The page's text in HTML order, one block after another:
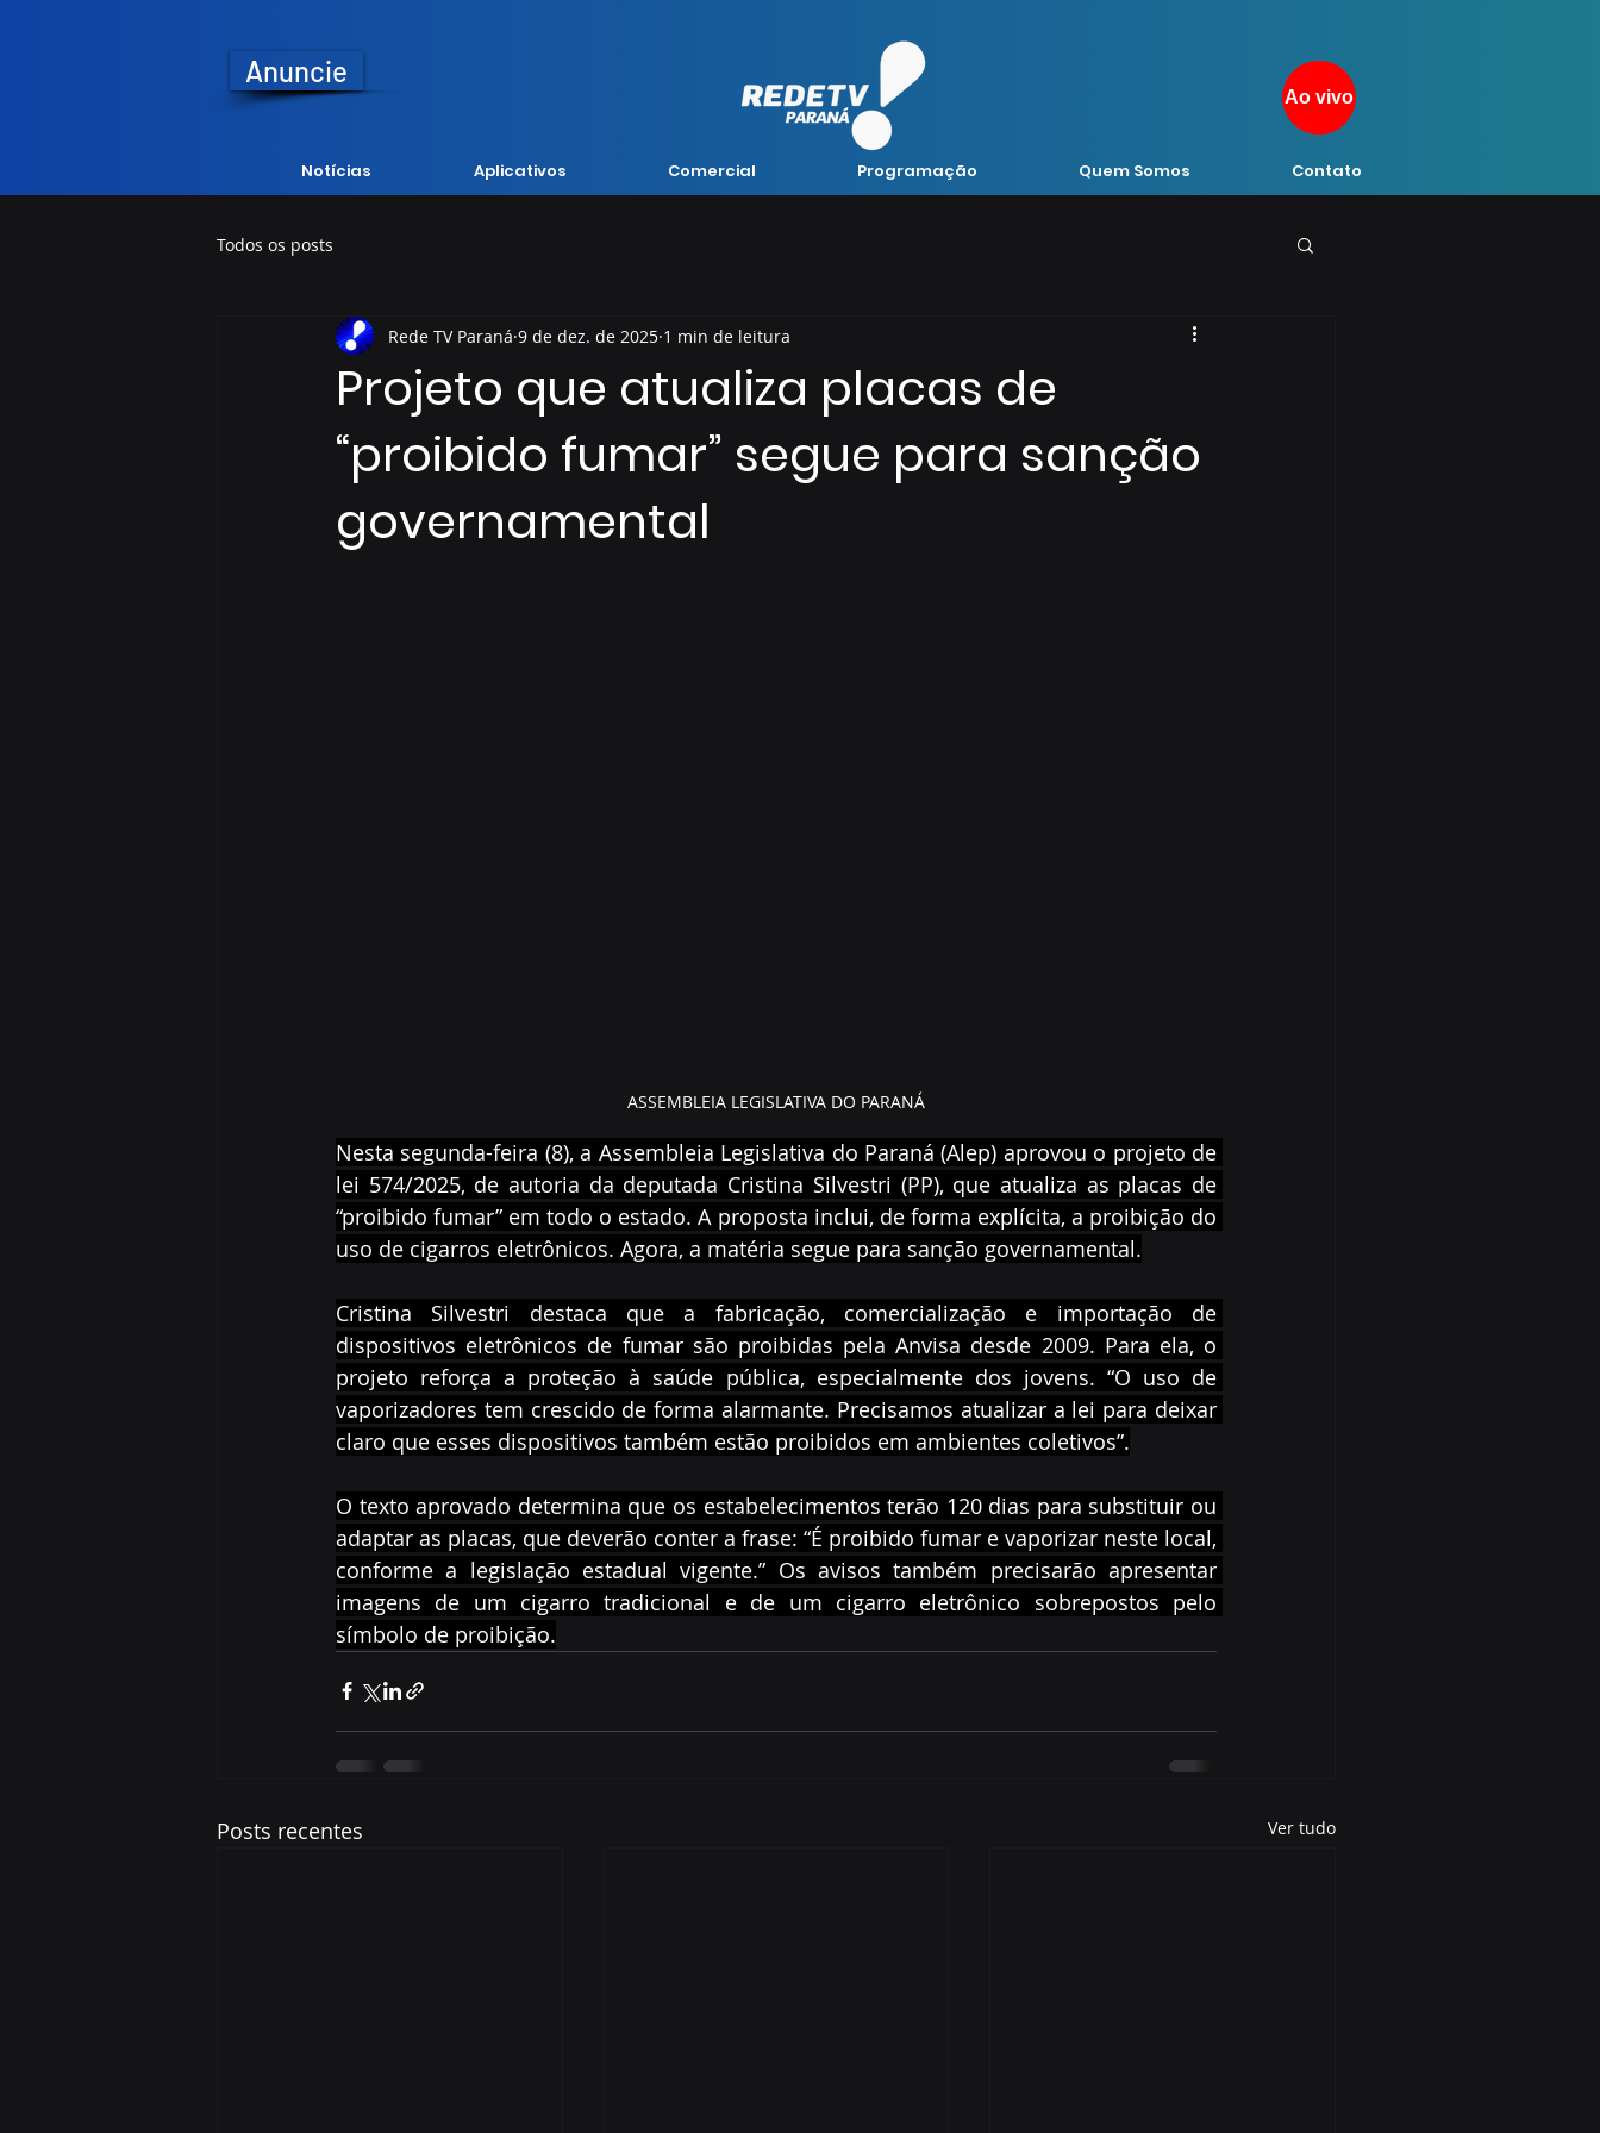
Anuncie
Notícias Aplicativos Comercial Programação Quem Somos Contato
Ao vivo
Todos os posts
Projeto que atualiza placas de
“proibido fumar” segue para sanção
governamental
Rede TV Paraná 9 de dez. de 2025 1 min de leitura
ASSEMBLEIA LEGISLATIVA DO PARANÁ
Nesta segunda-feira (8), a Assembleia Legislativa do Paraná (Alep) aprovou o projeto de
lei 574/2025, de autoria da deputada Cristina Silvestri (PP), que atualiza as placas de
“proibido fumar” em todo o estado. A proposta inclui, de forma explícita, a proibição do
uso de cigarros eletrônicos. Agora, a matéria segue para sanção governamental.
Cristina Silvestri destaca que a fabricação, comercialização e importação de
dispositivos eletrônicos de fumar são proibidas pela Anvisa desde 2009. Para ela, o
projeto reforça a proteção à saúde pública, especialmente dos jovens. “O uso de
vaporizadores tem crescido de forma alarmante. Precisamos atualizar a lei para deixar
claro que esses dispositivos também estão proibidos em ambientes coletivos”.
O texto aprovado determina que os estabelecimentos terão 120 dias para substituir ou
adaptar as placas, que deverão conter a frase: “É proibido fumar e vaporizar neste local,
conforme a legislação estadual vigente.” Os avisos também precisarão apresentar
imagens de um cigarro tradicional e de um cigarro eletrônico sobrepostos pelo
símbolo de proibição.
Posts recentes Ver tudo